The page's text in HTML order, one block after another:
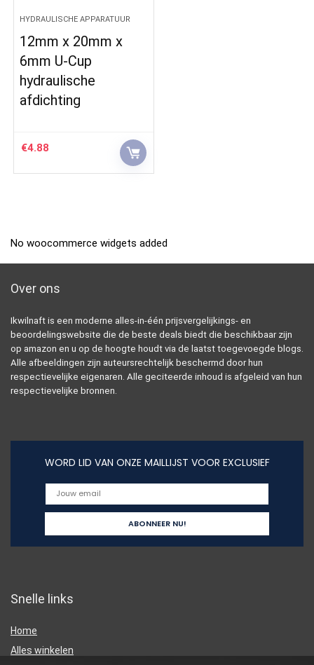
HYDRAULISCHE APPARATUUR
12mm x 20mm x
6mm U-Cup
hydraulische
afdichting
€4.88
No woocommerce widgets added
Over ons
Ikwilnaft is een moderne alles-in-één prijsvergelijkings- en
beoordelingswebsite die de beste deals biedt die beschikbaar zijn
op amazon en u op de hoogte houdt via de laatst toegevoegde blogs.
Alle afbeeldingen zijn auteursrechtelijk beschermd door hun
respectievelijke eigenaren. Alle geciteerde inhoud is afgeleid van hun
respectievelijke bronnen.
WORD LID VAN ONZE MAILLIJST VOOR EXCLUSIEF
Snelle links
Home
Alles winkelen